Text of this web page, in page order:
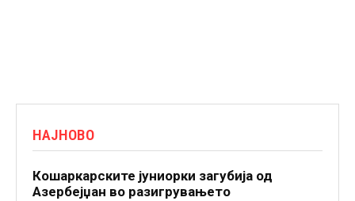
НАЈНОВО
Кошаркарските јуниорки загубија од
Азербејџан во разигрувањето